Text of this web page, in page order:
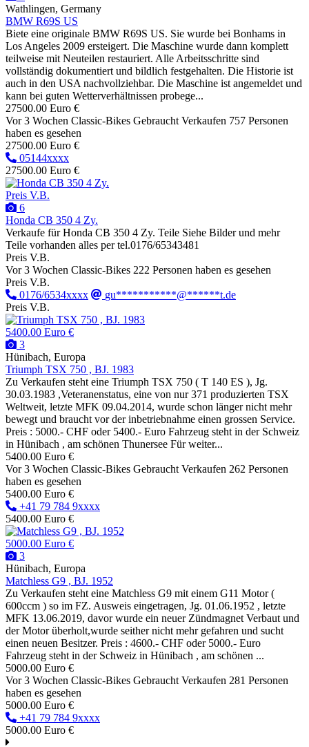
Wathlingen, Germany
BMW R69S US
Biete eine originale BMW R69S US. Sie wurde bei Bonhams in
Los Angeles 2009 ersteigert. Die Maschine wurde dann komplett
teilweise mit Neuteilen restauriert. Alle Arbeitsschritte sind
vollständig dokumentiert und bildlich festgehalten. Die Historie ist
auch in den USA nachvollziehbar. Die Maschine ist angemeldet und
kann bei guten Wetterverhältnissen probege...
27500.00 Euro €
Vor 3 Wochen Classic-Bikes Gebraucht Verkaufen 757 Personen
haben es gesehen
27500.00 Euro €
05144xxxx
27500.00 Euro €
Preis V.B.
6
Honda CB 350 4 Zy.
Verkaufe für Honda CB 350 4 Zy. Teile Siehe Bilder und mehr
Teile vorhanden alles per tel.0176/65343481
Preis V.B.
Vor 3 Wochen Classic-Bikes 222 Personen haben es gesehen
Preis V.B.
0176/6534xxxx
gu***********@******t.de
Preis V.B.
5400.00 Euro €
3
Hünibach, Europa
Triumph TSX 750 , BJ. 1983
Zu Verkaufen steht eine Triumph TSX 750 ( T 140 ES ), Jg.
30.03.1983 ,Veteranenstatus, eine von nur 371 produzierten TSX
Weltweit, letzte MFK 09.04.2014, wurde schon länger nicht mehr
bewegt und braucht vor der inbetriebnahme einen grossen Service.
Preis : 5000.- CHF oder 5400.- Euro Fahrzeug steht in der Schweiz
in Hünibach , am schönen Thunersee Für weiter...
5400.00 Euro €
Vor 3 Wochen Classic-Bikes Gebraucht Verkaufen 262 Personen
haben es gesehen
5400.00 Euro €
+41 79 784 9xxxx
5400.00 Euro €
5000.00 Euro €
3
Hünibach, Europa
Matchless G9 , BJ. 1952
Zu Verkaufen steht eine Matchless G9 mit einem G11 Motor (
600ccm ) so im FZ. Ausweis eingetragen, Jg. 01.06.1952 , letzte
MFK 13.06.2019, davor wurde ein neuer Zündmagnet Verbaut und
der Motor überholt,wurde seither nicht mehr gefahren und sucht
einen neuen Besitzer. Preis : 4600.- CHF oder 5000.- Euro
Fahrzeug steht in der Schweiz in Hünibach , am schönen ...
5000.00 Euro €
Vor 3 Wochen Classic-Bikes Gebraucht Verkaufen 281 Personen
haben es gesehen
5000.00 Euro €
+41 79 784 9xxxx
5000.00 Euro €